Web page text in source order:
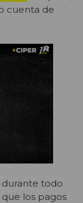
cuenta de
durante todo
los pagos